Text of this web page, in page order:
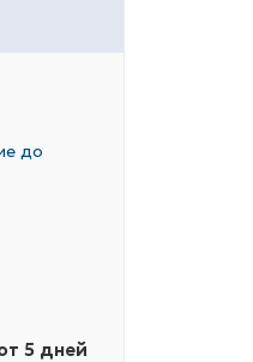
до
5 дней